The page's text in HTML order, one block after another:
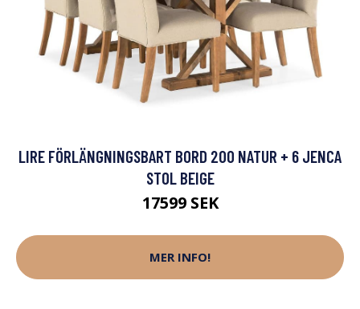
LIRE FÖRLÄNGNINGSBART BORD 200 NATUR + 6 JENCA
STOL BEIGE
17599 SEK
MER INFO!